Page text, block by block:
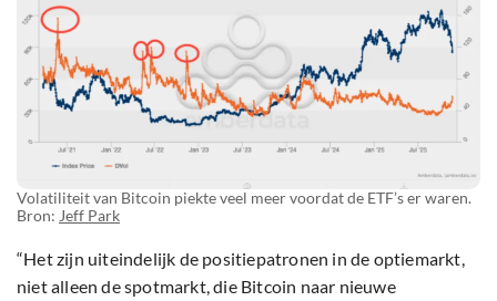
Volatiliteit van Bitcoin piekte veel meer voordat de ETF’s er waren.
Bron: Jeff Park
“Het zijn uiteindelijk de positie­patronen in de optiemarkt,
niet alleen de spotmarkt, die Bitcoin naar nieuwe